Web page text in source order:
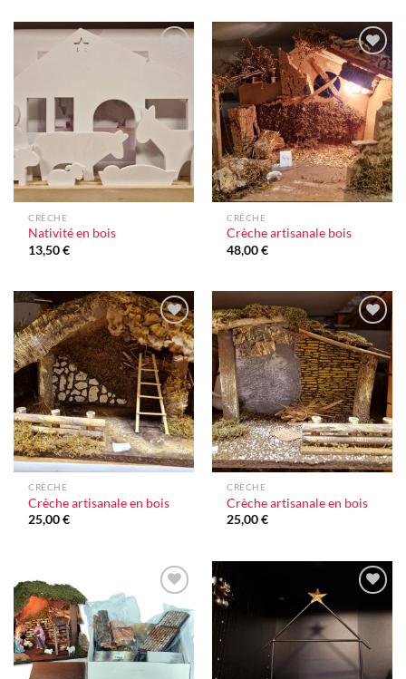
CRÈCHE
Nativité en bois
13,50€
Ajouter
à la liste
d'envie
CRÈCHE
Crèche artisanale bois
48,00€
Ajouter
à la liste
d'envie
CRÈCHE
Crèche artisanale en bois
25,00€
Ajouter
à la liste
d'envie
CRÈCHE
Crèche artisanale en bois
25,00€
Ajouter
à la liste
d'envie
à la liste
d'envie